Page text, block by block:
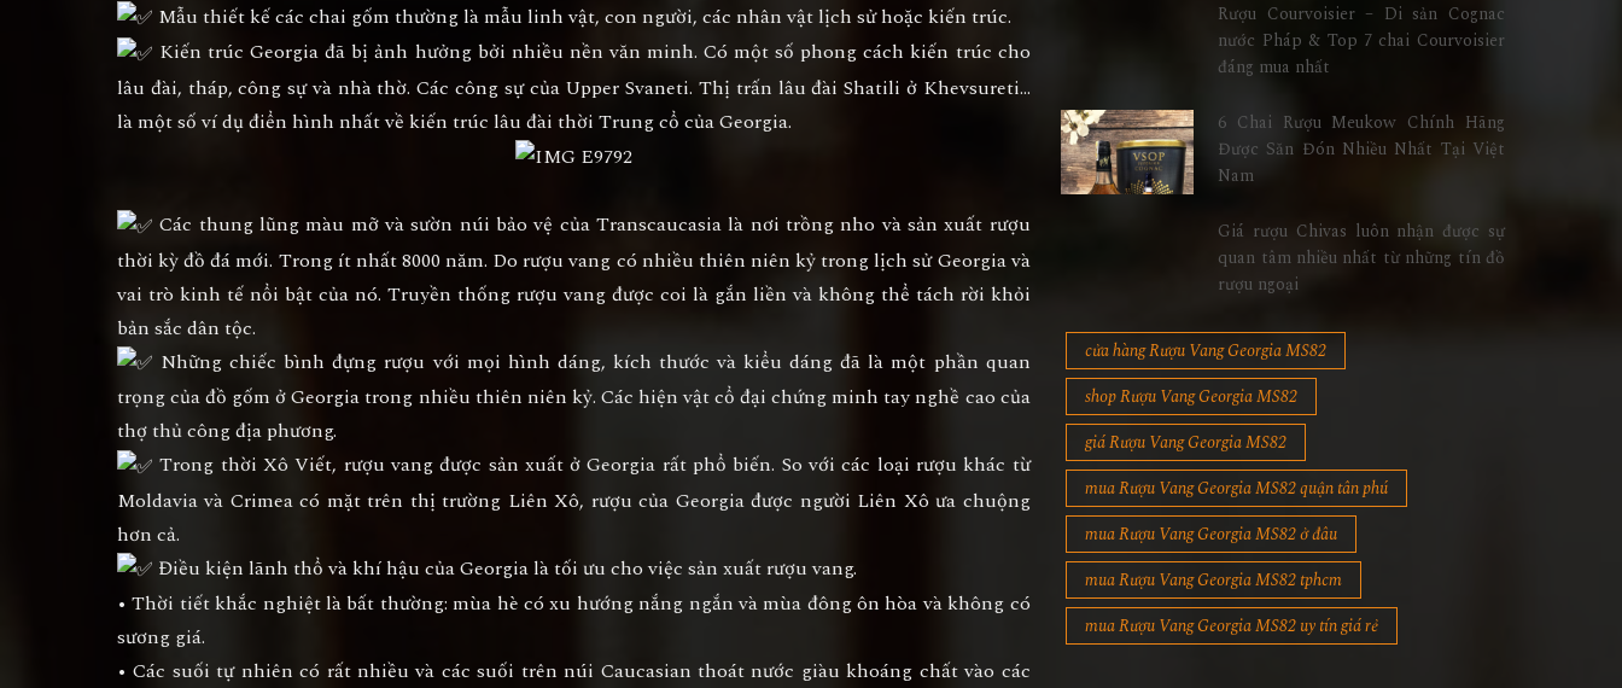
Mẫu thiết kế các chai gốm thường là mẫu linh vật, con người, các nhân vật lịch sử hoặc kiến trúc.
Kiến trúc Georgia đã bị ảnh hưởng bởi nhiều nền văn minh. Có một số phong cách kiến trúc cho
lâu đài, tháp, công sự và nhà thờ. Các công sự của Upper Svaneti. Thị trấn lâu đài Shatili ở Khevsureti…
là một số ví dụ điển hình nhất về kiến trúc lâu đài thời Trung cổ của Georgia.
Các thung lũng màu mỡ và sườn núi bảo vệ của Transcaucasia là nơi trồng nho và sản xuất rượu
thời kỳ đồ đá mới. Trong ít nhất 8000 năm. Do rượu vang có nhiều thiên niên kỷ trong lịch sử Georgia và
vai trò kinh tế nổi bật của nó. Truyền thống rượu vang được coi là gắn liền và không thể tách rời khỏi
bản sắc dân tộc.
Những chiếc bình đựng rượu với mọi hình dáng, kích thước và kiểu dáng đã là một phần quan
trọng của đồ gốm ở Georgia trong nhiều thiên niên kỷ. Các hiện vật cổ đại chứng minh tay nghề cao của
thợ thủ công địa phương.
Trong thời Xô Viết, rượu vang được sản xuất ở Georgia rất phổ biến. So với các loại rượu khác từ
Moldavia và Crimea có mặt trên thị trường Liên Xô, rượu của Georgia được người Liên Xô ưa chuộng
hơn cả.
Điều kiện lãnh thổ và khí hậu của Georgia là tối ưu cho việc sản xuất rượu vang.
• Thời tiết khắc nghiệt là bất thường: mùa hè có xu hướng nắng ngắn và mùa đông ôn hòa và không có
sương giá.
• Các suối tự nhiên có rất nhiều và các suối trên núi Caucasian thoát nước giàu khoáng chất vào các
Rượu Courvoisier – Di sản Cognac
nước Pháp & Top 7 chai Courvoisier
đáng mua nhất
6 Chai Rượu Meukow Chính Hãng
Được Săn Đón Nhiều Nhất Tại Việt
Nam
Giá rượu Chivas luôn nhận được sự
quan tâm nhiều nhất từ những tín đồ
rượu ngoại
cửa hàng Rượu Vang Georgia MS82
shop Rượu Vang Georgia MS82
giá Rượu Vang Georgia MS82
mua Rượu Vang Georgia MS82 quận tân phú
mua Rượu Vang Georgia MS82 ở đâu
mua Rượu Vang Georgia MS82 tphcm
mua Rượu Vang Georgia MS82 uy tín giá rẻ